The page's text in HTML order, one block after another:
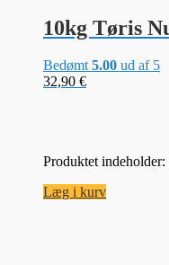
10kg Tøris
Bedømt5.00 ud af 5
32,90 €
Produktet indeholder:
Læg i kurv